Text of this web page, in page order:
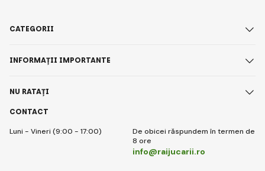
CONTACT
Luni - Vineri (9:00 - 17:00)
De obicei răspundem în termen de
8 ore
info@raijucarii.ro
CATEGORII
INFORMAȚII IMPORTANTE
NU RATAȚI